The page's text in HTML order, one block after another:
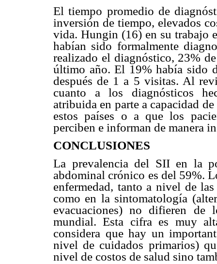
El tiempo promedio de
inversión de tiempo, elevados
vida. Hungin (16) en su trabajo
habían sido formalmente
realizado el diagnóstico, 23%
último año. El 19% había sido
después de 1 a 5 visitas. Al
cuanto a los diagnósticos
atribuida en parte a capacidad
estos países o a que los
perciben e informan de manera
CONCLUSIONES
La prevalencia del SII en la
abdominal crónico es del 59%.
enfermedad, tanto a nivel de
como en la sintomatología
evacuaciones) no difieren de
mundial. Esta cifra es muy
considera que hay un
nivel de cuidados primarios)
nivel de costos de salud sino